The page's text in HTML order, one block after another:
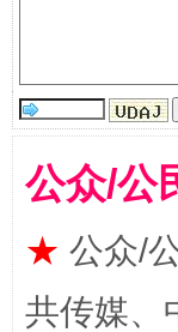
公众/公
★ 公众/
共传媒、